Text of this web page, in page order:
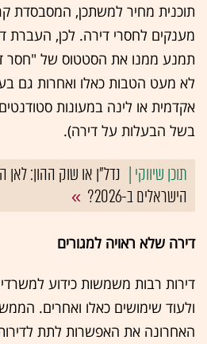
תוכנית מחיר למשתכן, המסבסדת
מענקים לחסרי דירה. לכן, העברת
תמנע ממנו את הסטטוס של "חסר
לא מעט הטבות כאלו ואחרות גם
אקדמית או לינה במעונות
בשל הבעלות על דירה).
נדל"ן או שוק ההון:
הישראלים ב-2026?
דירה שלא ראויה למגורים
דירות רבות משמשות כידוע
ולעוד שימושים כאלו ואחרים.
האחרונה את האפשרות לתת